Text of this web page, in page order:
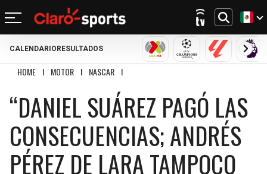
REGRESAR
MUNDIAL 2026
LIGA MX
SELECCIÓN MEXICANA
REGRESAR
CHAMPIONS LEAGUE
LALIGA
PREMIER LEAGUE
REGRESAR
FÓRMULA 1
NASCAR
REGRESAR
BILLS
DOLPHINS
PATRIOTS
REGRESAR
CELTICS
NETS
KNICKS
REGRESAR
MEXICANO
MLB
REGRESAR
CICLISMO
TENIS
BOXEO
REGRESAR
TENDENCIAS
MÚSICA
CALENDARIO RESULTADOS
LIGA MXCHAMPIONS
LALIGA
HOME I MOTOR I NASCAR I
“DANIEL SUÁREZ PAGÓ LAS
CONSECUENCIAS; ANDRÉS
PÉREZ DE LARA TAMPOCO